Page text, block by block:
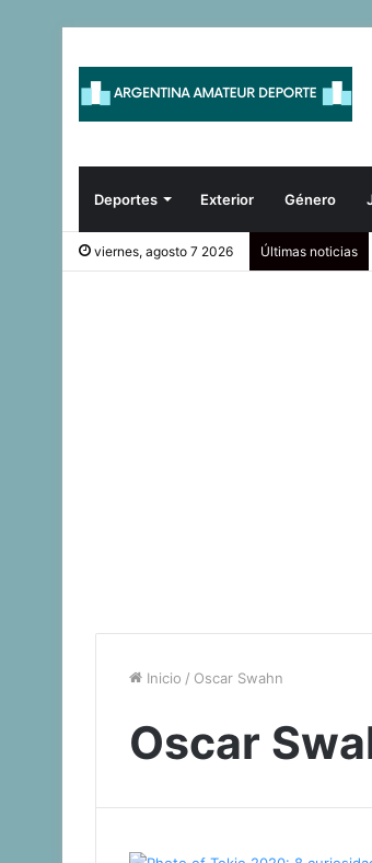
Deportes Exterior Género
viernes, agosto 7 2026 Últimas noticias
Inicio / Oscar Swahn
Oscar